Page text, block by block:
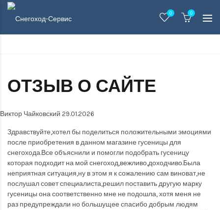
0 0
ОТЗЫВ О САЙТЕ
Виктор Чайковский 29.01.2026
Здравствуйте,хотел бы поделиться положительными эмоциями
после приобретения в данном магазине гусеницы для
снегохода.Все объяснили и помогли подобрать гусеницу
которая подходит на мой снегоход,вежливо,доходчиво.Была
неприятная ситуация,ну в этом я к сожалению сам виноват,не
послушал совет специалиста,решил поставить другую марку
гусеницы она соответственно мне не подошла, хотя меня не
раз предупреждали но большущее спасибо добрым людям